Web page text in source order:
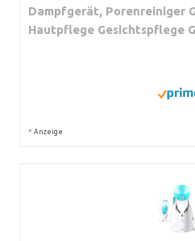
Dampfgerät, Porenreiniger
Hautpflege Gesichtspflege
* Anzeige